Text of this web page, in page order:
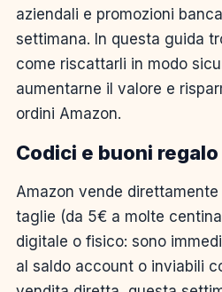
aziendali e promozioni
settimana. In questa guida
come riscattarli in modo
aumentarne il valore e
ordini Amazon.
Codici e buoni
Amazon vende
taglie (da 5€ a molte
digitale o fisico: sono
al saldo account o inviabili